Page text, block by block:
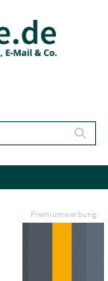
Premiumwerbung